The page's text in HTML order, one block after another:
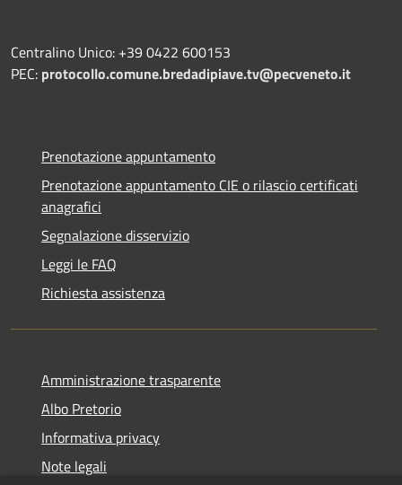
Centralino Unico: +39 0422 600153
PEC: protocollo.comune.bredadipiave.tv@pecveneto.it
Prenotazione appuntamento
Prenotazione appuntamento CIE o rilascio certificati
anagrafici
Segnalazione disservizio
Leggi le FAQ
Richiesta assistenza
Amministrazione trasparente
Albo Pretorio
Informativa privacy
Note legali